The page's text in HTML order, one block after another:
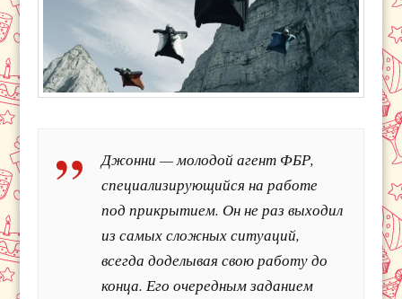
Джонни — молодой агент ФБР,
специализирующийся на работе
под прикрытием. Он не раз выходил
из самых сложных ситуаций,
всегда доделывая свою работу до
конца. Его очередным заданием